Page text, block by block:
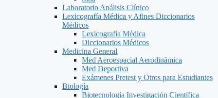
Laboratorio Análisis Clínico
Lexicografía Médica y Afines Diccionarios
Médicos
Lexicografía Médica
Diccionarios Médicos
Medicina General
Med Aeroespacial Aerodinámica
Med Deportiva
Exámenes Pretest y Otros para Estudiantes
Biología
Biotecnología Investigación Científica